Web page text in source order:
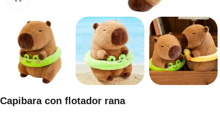
Capibara con flotador rana